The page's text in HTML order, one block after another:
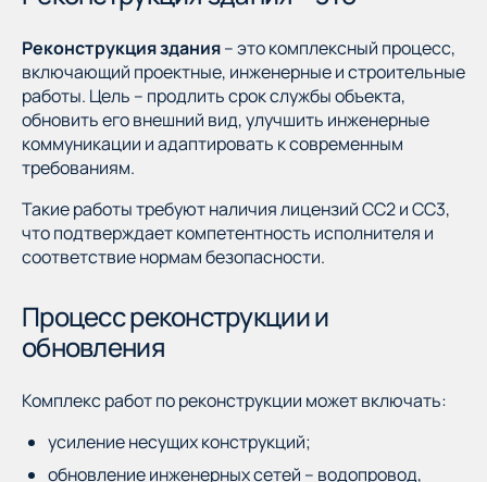
Реконструкция здания– это комплексный процесс,
включающий проектные, инженерные и строительные
работы. Цель – продлить срок службы объекта,
обновить его внешний вид, улучшить инженерные
коммуникации и адаптировать к современным
требованиям.
Такие работы требуют наличия лицензий СС2 и СС3,
что подтверждает компетентность исполнителя и
соответствие нормам безопасности.
Процесс реконструкции и
обновления
Комплекс работ по реконструкции может включать:
усиление несущих конструкций;
обновление инженерных сетей – водопровод,